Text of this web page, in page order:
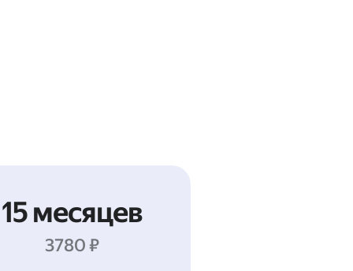
15 месяцев
3780 ₽